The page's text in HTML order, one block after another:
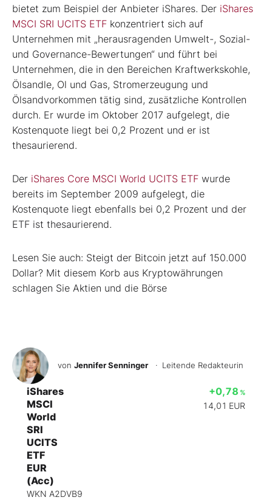
bietet zum Beispiel der Anbieter iShares. Der iShares
MSCI SRI UCITS ETF konzentriert sich auf
Unternehmen mit „herausragenden Umwelt-, Sozial-
und Governance-Bewertungen“ und führt bei
Unternehmen, die in den Bereichen Kraftwerkskohle,
Ölsandle, Ol und Gas, Stromerzeugung und
Ölsandvorkommen tätig sind, zusätzliche Kontrollen
durch. Er wurde im Oktober 2017 aufgelegt, die
Kostenquote liegt bei 0,2 Prozent und er ist
thesaurierend.
Der iShares Core MSCI World UCITS ETF wurde
bereits im September 2009 aufgelegt, die
Kostenquote liegt ebenfalls bei 0,2 Prozent und der
ETF ist thesaurierend.
Lesen Sie auch: Steigt der Bitcoin jetzt auf 150.000
Dollar? Mit diesem Korb aus Kryptowährungen
schlagen Sie Aktien und die Börse
von Jennifer Senninger · Leitende Redakteurin
iShares
MSCI
World
SRI
UCITS
ETF
EUR
(Acc)
WKN A2DVB9
+0,78 %
14,01 EUR